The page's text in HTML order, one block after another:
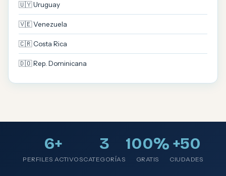
🇺🇾 Uruguay
🇻🇪 Venezuela
🇨🇷 Costa Rica
🇩🇴 Rep. Dominicana
6+
PERFILES ACTIVOS
3
CATEGORÍAS
100%
GRATIS
+50
CIUDADES